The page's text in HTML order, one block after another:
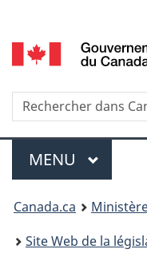
selection
Recherche
Menu
MENU
You
are
Canada.ca
Site Web de la